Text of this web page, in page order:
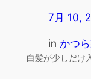
7月 10,
in かつ
白髪が少しだけ